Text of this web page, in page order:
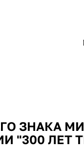
ЗНАКА
"300